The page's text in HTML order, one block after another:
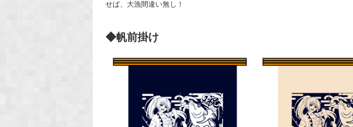
せば、大漁間違い無し！
◆帆前掛け